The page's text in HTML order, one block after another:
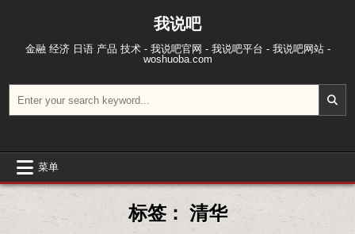
我说吧
金融 经济 日语 产品 技术 - 我说吧官网 - 我说吧平台 - 我说吧网站 -
woshuoba.com
菜单
标签： 清华